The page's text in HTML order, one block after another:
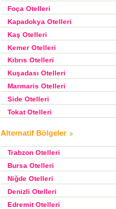
Foça Otelleri
Kapadokya Otelleri
Kaş Otelleri
Kemer Otelleri
Kıbrıs Otelleri
Kuşadası Otelleri
Marmaris Otelleri
Side Otelleri
Tokat Otelleri
Alternatif Bölgeler
Trabzon Otelleri
Bursa Otelleri
Niğde Otelleri
Denizli Otelleri
Edremit Otelleri